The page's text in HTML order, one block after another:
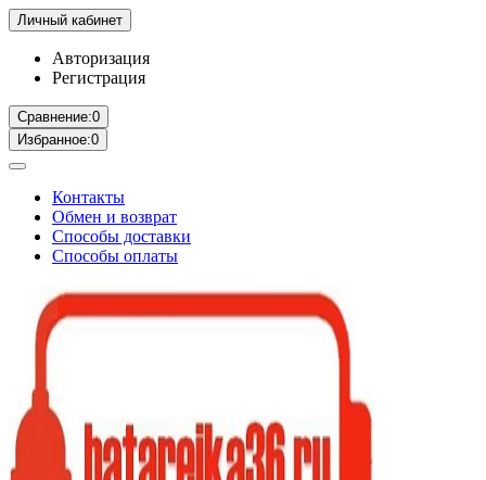
Личный кабинет
Авторизация
Регистрация
Сравнение:0
Избранное:0
Контакты
Обмен и возврат
Способы доставки
Способы оплаты